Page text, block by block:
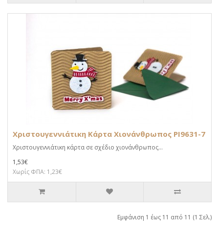
Χριστουγεννιάτικη Κάρτα Χιονάνθρωπος PI9631-7
Χριστουγεννιάτικη κάρτα σε σχέδιο χιονάνθρωπος...
1,53€
Χωρίς ΦΠΑ: 1,23€
Εμφάνιση 1 έως 11 από 11 (1 Σελ.)